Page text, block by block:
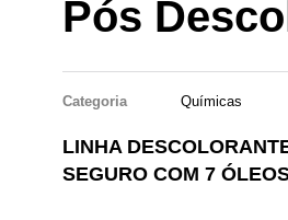
Pós
Categoria Químicas
LINHA
SEGURO COM 7